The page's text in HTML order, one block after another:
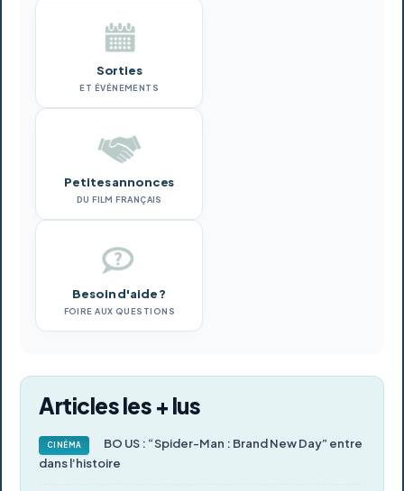
Sorties
ET ÉVÉNEMENTS
Petites annonces
DU FILM FRANÇAIS
Besoin d'aide ?
FOIRE AUX QUESTIONS
Articles les + lus
CINÉMA
BO US : “Spider-Man : Brand New Day” entre
dans l’histoire